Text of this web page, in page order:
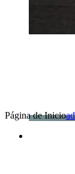
Página de Inicio